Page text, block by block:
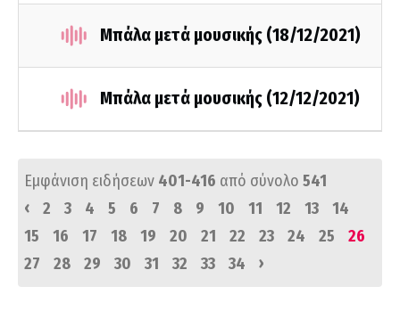
Μπάλα μετά μουσικής (18/12/2021)
Μπάλα μετά μουσικής (12/12/2021)
Εμφάνιση ειδήσεων 401-416 από σύνολο 541
‹
2 3 4 5 6 7 8 9 10 11 12 13
14
15
16 17 18 19 20 21 22 23 24 25
26
27
28 29 30 31 32 33 34 ›